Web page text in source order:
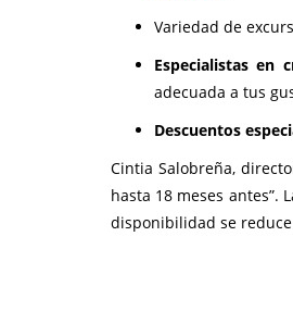
Variedad de
Especialistas en
adecuada a tus
Descuentos
Cintia Salobreña,
hasta 18 meses antes”.
disponibilidad se